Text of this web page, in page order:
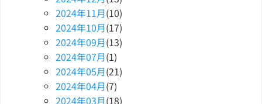
2024年11月(10)
2024年10月(17)
2024年09月(13)
2024年07月(1)
2024年05月(21)
2024年04月(7)
2024年03月(18)